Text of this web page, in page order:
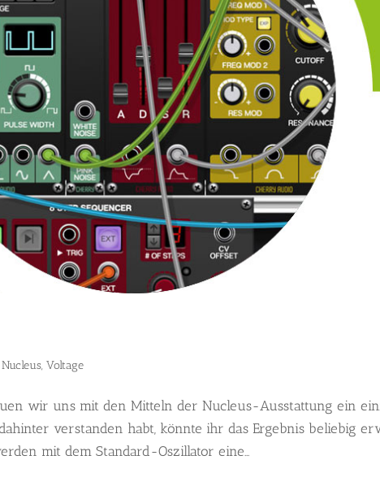
Nucleus,Voltage
wir uns mit den Mitteln der Nucleus-Ausstattung ein
verstanden habt, könnte ihr das Ergebnis beliebig
mit dem Standard-Oszillator eine...